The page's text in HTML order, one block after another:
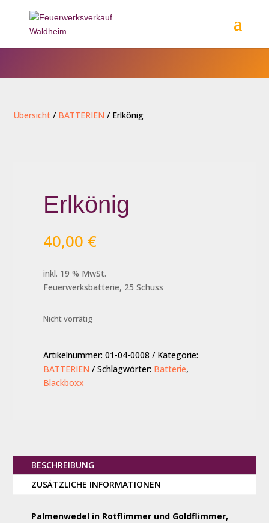
Übersicht / BATTERIEN / Erlkönig
Erlkönig
40,00 €
inkl. 19 % MwSt.
Feuerwerksbatterie, 25 Schuss
Nicht vorrätig
Artikelnummer:01-04-0008
Kategorie:
BATTERIEN
Schlagwörter: Batterie,
Blackboxx
BESCHREIBUNG
ZUSÄTZLICHE INFORMATIONEN
Palmenwedel in Rotflimmer und Goldflimmer,